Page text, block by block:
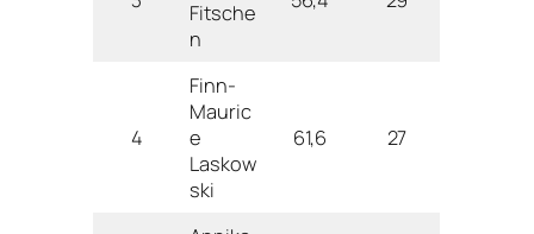
Fitsche
n
4
Finn-
Mauric
e
Laskow
ski
61,6 27